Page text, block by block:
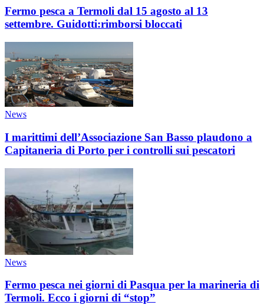
Fermo pesca a Termoli dal 15 agosto al 13
settembre. Guidotti:rimborsi bloccati
News
I marittimi dell’Associazione San Basso plaudono a
Capitaneria di Porto per i controlli sui pescatori
News
Fermo pesca nei giorni di Pasqua per la marineria di
Termoli. Ecco i giorni di “stop”